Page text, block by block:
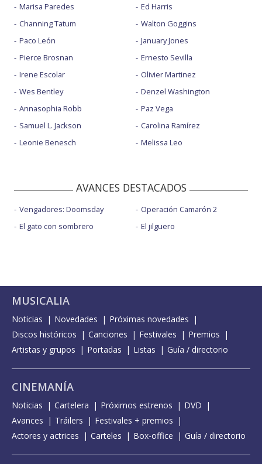
Marisa Paredes
Channing Tatum
Paco León
Pierce Brosnan
Irene Escolar
Wes Bentley
Annasophia Robb
Samuel L. Jackson
Leonie Benesch
Ed Harris
Walton Goggins
January Jones
Ernesto Sevilla
Olivier Martinez
Denzel Washington
Paz Vega
Carolina Ramírez
Melissa Leo
AVANCES DESTACADOS
Vengadores: Doomsday
El gato con sombrero
Operación Camarón 2
El jilguero
MUSICALIA
Noticias Novedades
Próximas novedades
Discos históricos
Canciones Festivales
Premios
Artistas y grupos
Portadas Listas Guía / directorio
CINEMANÍA
Noticias Cartelera Próximos estrenos
DVD
Avances
Tráilers
Festivales + premios
Actores y actrices
Carteles Box-office Guía / directorio